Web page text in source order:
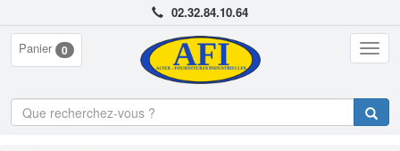
02.32.84.10.64
Panier 0